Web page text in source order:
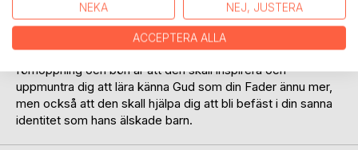
I den här boken vill jag dela med mig av några av de insikter
och uppenbarelser som har styrkt och uppmuntrat mig
under vägen till att lära känna min himmelske Fader. Min
förhoppning och bön är att den skall inspirera och
uppmuntra dig att lära känna Gud som din Fader ännu mer,
men också att den skall hjälpa dig att bli befäst i din sanna
identitet som hans älskade barn.
NEKA NEJ, JUSTERA
ACCEPTERA ALLA